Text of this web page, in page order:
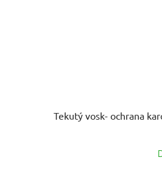
Tekutý vosk- ochrana